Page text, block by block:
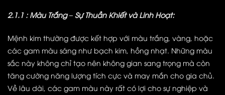
2.1.1 : Màu Trắng – Sự Thuần Khiết và Linh Hoạt:
Mệnh kim thường được kết hợp với màu trắng, vàng, hoặc
các gam màu sáng như bạch kim, hồng nhạt. Những màu
sắc này không chỉ tạo nên không gian sang trọng mà còn
tăng cường năng lượng tích cực và may mắn cho gia chủ.
Về lâu dài, các gam màu này rất có lợi cho sự nghiệp và